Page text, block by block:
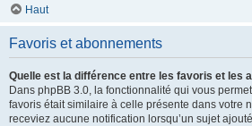
Haut
Favoris et abonnements
Quelle est la différence entre les favoris et les
Dans phpBB 3.0, la fonctionnalité qui vous
favoris était similaire à celle présente dans votre
receviez aucune notification lorsqu’un sujet